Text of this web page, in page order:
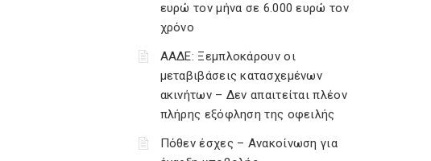
ευρώ τον μήνα σε 6.000 ευρώ τον
χρόνο
ΑΑΔΕ: Ξεμπλοκάρουν οι
μεταβιβάσεις κατασχεμένων
ακινήτων – Δεν απαιτείται πλέον
πλήρης εξόφληση της οφειλής
Πόθεν έσχες – Ανακοίνωση για